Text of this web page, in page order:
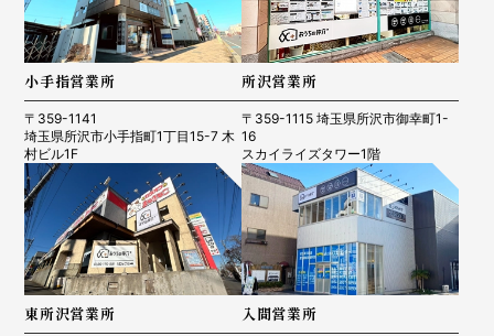
小手指営業所
〒359-1141
埼玉県所沢市小手指町1丁目15-7 木
村ビル1F
所沢営業所
〒359-1115 埼玉県所沢市御幸町1-
16
スカイライズタワー1階
東所沢営業所 入間営業所